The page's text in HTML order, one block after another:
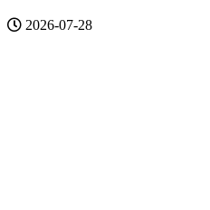
2026-07-28